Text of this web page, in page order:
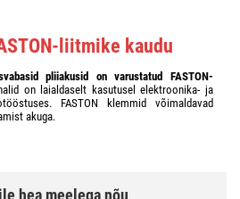
liitmike kaudu
pliiakusid on varustatud FASTON-
on laialdaselt kasutusel elektroonika- ja
FASTON klemmid võimaldavad
akuga.
hea meelega nõu